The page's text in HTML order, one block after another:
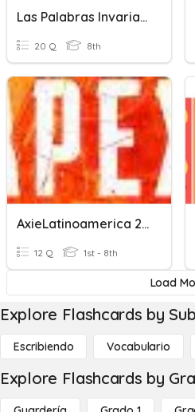
Las Palabras Invariables
20 Q 8th
AxieLatinoamerica 2.0
12 Q 1st - 8th
Load
Explore Flashcards by
Escribiendo Vocabulario
Explore Flashcards by